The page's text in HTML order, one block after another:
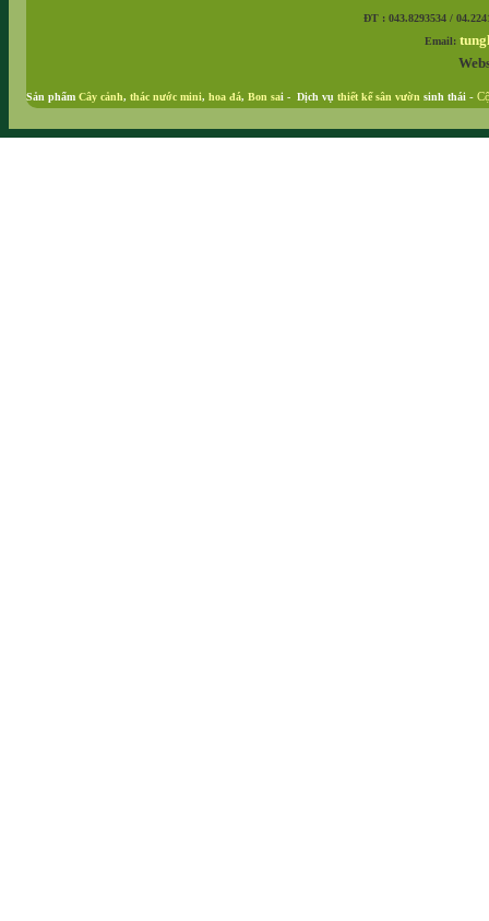
ĐT : 043.8293534 /
Email:
Sản phẩm Cây cảnh, thác nước mini, hoa đá, Bon sai - Dịch vụ thiết kế sân vườn sinh thái -